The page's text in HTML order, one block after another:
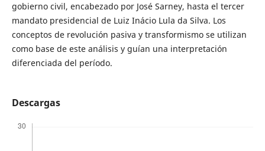
gobierno civil, encabezado por José Sarney, hasta el tercer
mandato presidencial de Luiz Inácio Lula da Silva. Los
conceptos de revolución pasiva y transformismo se utilizan
como base de este análisis y guían una interpretación
diferenciada del período.
Descargas